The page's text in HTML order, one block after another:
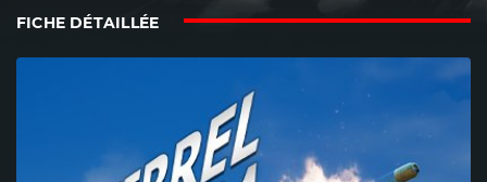
FICHE DÉTAILLÉE